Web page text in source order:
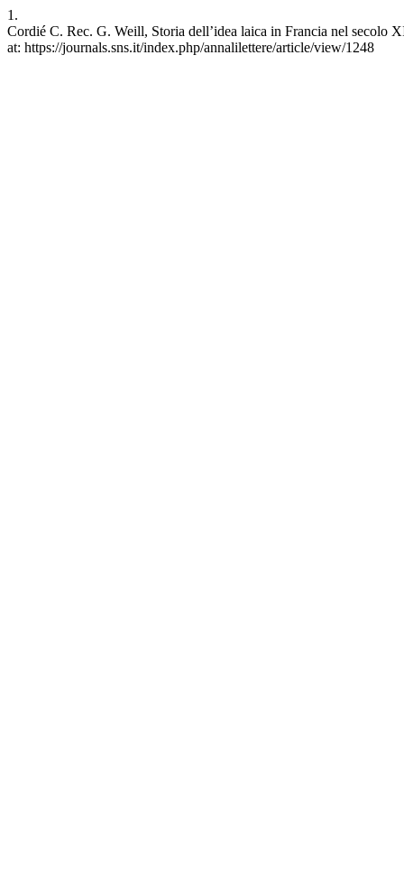
1.
Cordié C. Rec. G. Weill, Storia dell’idea laica in Francia nel
at: https://journals.sns.it/index.php/annalilettere/article/view/1248